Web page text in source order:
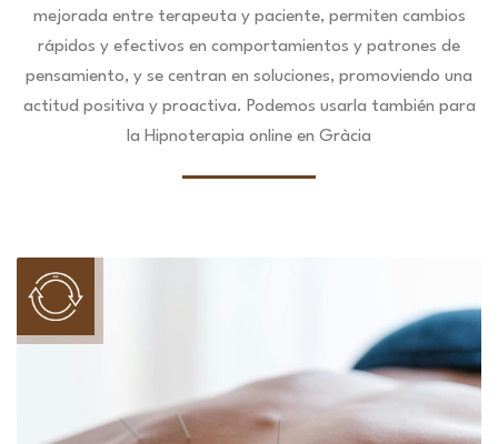
mejorada entre terapeuta y paciente, permiten cambios
rápidos y efectivos en comportamientos y patrones de
pensamiento, y se centran en soluciones, promoviendo una
actitud positiva y proactiva. Podemos usarla también para
la Hipnoterapia online en Gràcia